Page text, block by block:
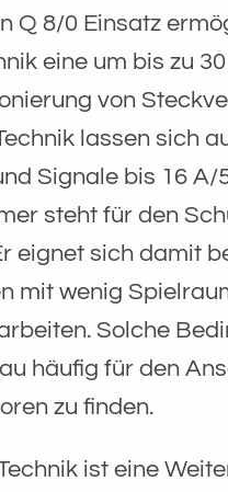
Q 8/0 Einsatz
eine um bis zu
von
lassen sich
Signale bis 16 A/
steht für den
eignet sich damit
mit wenig
Solche
häufig für den
zu finden.
ist eine